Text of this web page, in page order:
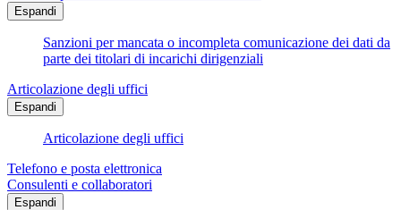
Espandi
Sanzioni per mancata o incompleta comunicazione dei dati da
parte dei titolari di incarichi dirigenziali
Articolazione degli uffici
Espandi
Articolazione degli uffici
Telefono e posta elettronica
Consulenti e collaboratori
Espandi